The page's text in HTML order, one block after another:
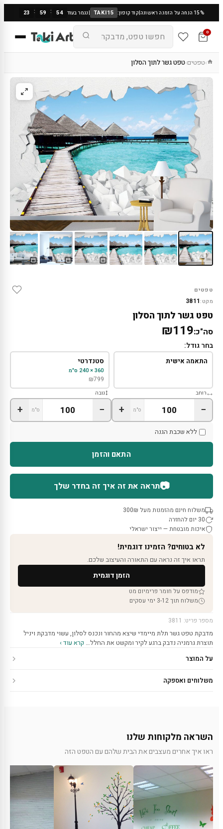
15% הנחה על הזמנה ראשונה |קוד קופון: TAKI15
|נגמר בעוד 23 : 59 : 53
0
›טפטים›טפט גשר לתוך הסלון
טפטים
מקט:3811
טפט גשר לתוך הסלון
סה"כ:₪119
בחר גודל:
התאמה אישית סטנדרטי
360 × 240 ס"מ
₪799
רוחב
− ס"מ +
גובה
− ס"מ +
ללא שכבת הגנה
התאם והזמן
📷תראה את זה איך זה בחדר שלך
משלוח חינם מהזמנות מעל 300₪
30 יום להחזרה
איכות מובטחת — ייצור ישראלי
לא בטוחים? הזמינו דוגמית!
תראו איך זה נראה עם התאורה והעיצוב שלכם.
הזמן דוגמית
מודפס על חומר פרימיום מט
משלוח תוך 3-12 ימי עסקים
מספר פריט: 3811
מדבקת טפט גשר תלת מיימדי שיצא מהחור ונכנס לסלון, עשוי מדבקת ויניל
תוצרת גרמניה נדבק ברגע לקיר ומקשט את החלל… קרא עוד ›
על המוצר
משלוחים ואספקה
השראה מלקוחות שלנו
ראו איך אחרים מעצבים את הבית שלהם עם הטפט הזה